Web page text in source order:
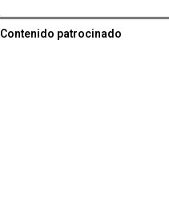
Contenido patrocinado